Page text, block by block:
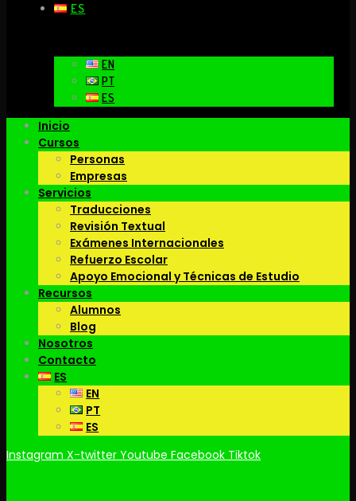
ES
EN
PT
ES
Inicio
Cursos
Personas
Empresas
Servicios
Traducciones
Revisión Textual
Exámenes Internacionales
Refuerzo Escolar
Apoyo Emocional y Técnicas de Estudio
Recursos
Alumnos
Blog
Nosotros
Contacto
ES
EN
PT
ES
Instagram X-twitter Youtube Facebook Tiktok